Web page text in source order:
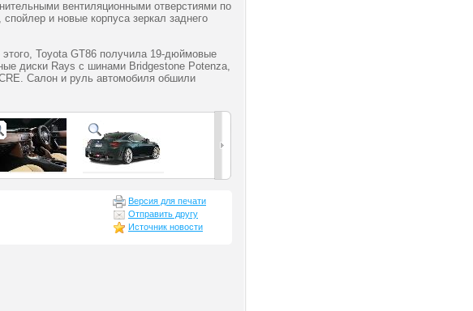
вентиляционными отверстиями по
спойлер и новые корпуса зеркал заднего
этого, Toyota GT86 получила 19-дюймовые
диски Rays с шинами Bridgestone Potenza,
Салон и руль автомобиля обшили
Версия для печати
Отправить другу
Источник новости